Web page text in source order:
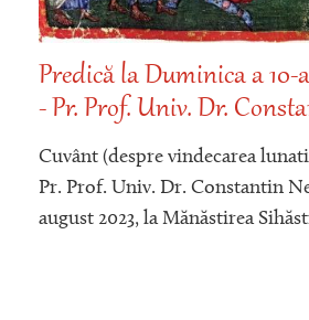
Predică la Duminica a
- Pr. Prof. Univ. Dr.
Cuvânt (despre vindecarea
Pr. Prof. Univ. Dr. Constantin
august 2023, la Mănăstirea